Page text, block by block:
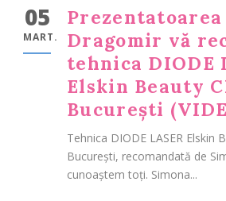
05
MART.
Prezentatoarea
Dragomir vă
tehnica DIODE
Elskin Beauty
București
Tehnica DIODE LASER Elskin
București, recomandată de
cunoaștem toți. Simona...